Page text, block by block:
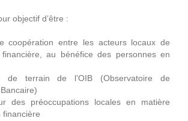
objectif d’être :
coopération entre les acteurs locaux de
financière, au bénéfice des personnes en
de terrain de l’OIB (Observatoire de
des préoccupations locales en matière
financière